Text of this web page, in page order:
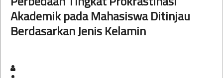
Akademik pada Mahasiswa Ditinjau
Berdasarkan Jenis Kelamin